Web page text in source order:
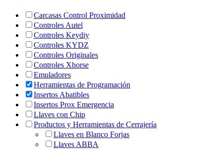
Carcasas Control Proximidad
Controles Autel
Controles Keydiy
Controles KYDZ
Controles Originales
Controles Xhorse
Emuladores
Herramientas de Programación
Insertos Abatibles
Insertos Prox Emergencia
Llaves con Chip
Productos y Herramientas de Cerrajería
Llaves en Blanco Forjas
Llaves ABBA